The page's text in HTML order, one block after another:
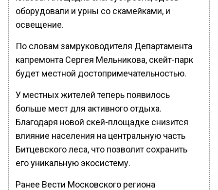
оборудовали и урны со скамейками, и
освещение.
По словам замруководителя Департамента
капремонта Сергея Мельникова, скейт-парк
будет местной достопримечательностью.
У местных жителей теперь появилось
больше мест для активного отдыха.
Благодаря новой скей-площадке снизится
влияние населения на центральную часть
Битцевского леса, что позволит сохранить
его уникальную экосистему.
Ранее Вести Московского региона